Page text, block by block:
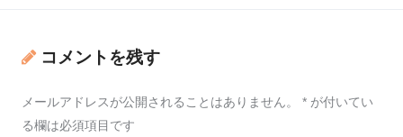
コメントを残す
メールアドレスが公開されることはありません。 * が付いてい
る欄は必須項目です